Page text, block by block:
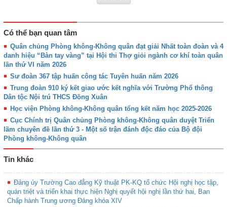
Có thể bạn quan tâm
Quân chủng Phòng không-Không quân đạt giải Nhất toàn đoàn và 4
danh hiệu “Bàn tay vàng” tại Hội thi Thợ giỏi ngành cơ khí toàn quân
lần thứ VI năm 2026
Sư đoàn 367 tập huấn công tác Tuyên huấn năm 2026
Trung đoàn 910 ký kết giao ước kết nghĩa với Trường Phổ thông
Dân tộc Nội trú THCS Đồng Xuân
Học viện Phòng không-Không quân tổng kết năm học 2025-2026
Cục Chính trị Quân chủng Phòng không-Không quân duyệt Triển
lãm chuyên đề lần thứ 3 - Một số trận đánh độc đáo của Bộ đội
Phòng không-Không quân
Tin khác
Đảng ủy Trường Cao đẳng Kỹ thuật PK-KQ tổ chức Hội nghị học tập,
quán triệt và triển khai thực hiện Nghị quyết hội nghị lần thứ hai, Ban
Chấp hành Trung ương Đảng khóa XIV